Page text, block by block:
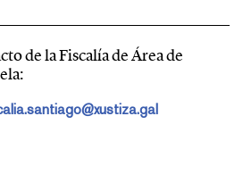
de la Fiscalía de Área de